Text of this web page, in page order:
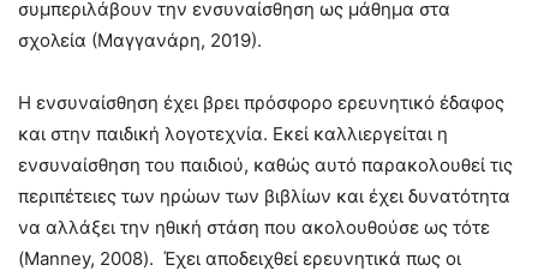
συμπεριλάβουν την ενσυναίσθηση ως μάθημα στα
σχολεία (Μαγγανάρη, 2019).
Η ενσυναίσθηση έχει βρει πρόσφορο ερευνητικό έδαφος
και στην παιδική λογοτεχνία. Εκεί καλλιεργείται η
ενσυναίσθηση του παιδιού, καθώς αυτό παρακολουθεί τις
περιπέτειες των ηρώων των βιβλίων και έχει δυνατότητα
να αλλάξει την ηθική στάση που ακολουθούσε ως τότε
(Manney, 2008). Έχει αποδειχθεί ερευνητικά πως οι